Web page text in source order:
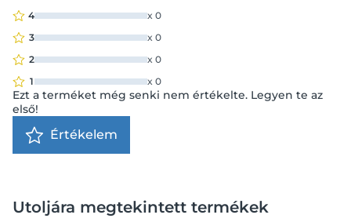
4
x 0
3
x 0
2
x 0
1
x 0
Ezt a terméket még senki nem értékelte. Legyen te az
első!
Értékelem
Utoljára megtekintett termékek